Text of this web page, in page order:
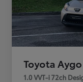
Toyota
1.0 VVT-i 72ch